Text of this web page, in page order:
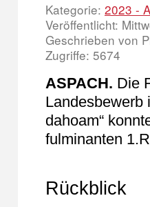
Kategorie: 2023 -
Veröffentlicht:
Geschrieben von
Zugriffe: 5674
ASPACH. Die
Landesbewerb
dahoam“
fulminanten
Rückblick